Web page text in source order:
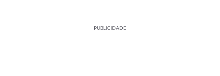
PUBLICIDADE